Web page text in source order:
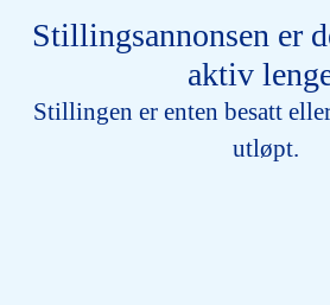
Stillingsannonsen er
aktiv
Stillingen er enten besatt
utløpt.